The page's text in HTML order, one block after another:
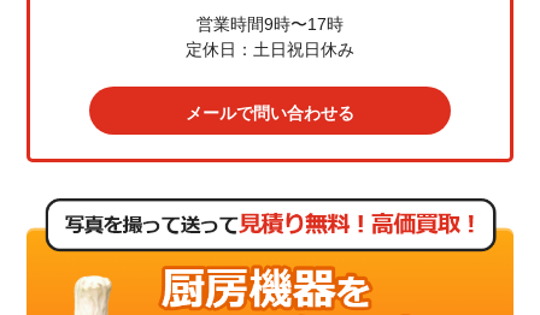
営業時間9時〜17時
定休日：土日祝日休み
メールで問い合わせる